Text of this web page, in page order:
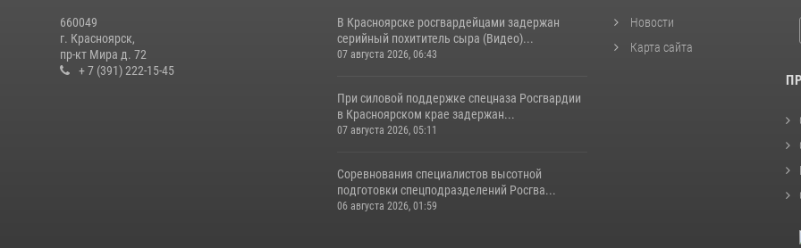
660049
г. Красноярск,
пр-кт Мира д. 72
+ 7 (391) 222-15-45
В Красноярске росгвардейцами задержан
серийный похититель сыра (Видео)...
07 августа 2026, 06:43
При силовой поддержке спецназа Росгвардии
в Красноярском крае задержан...
07 августа 2026, 05:11
Соревнования специалистов высотной
подготовки спецподразделений Росгва...
06 августа 2026, 01:59
Новости
Карта сайта